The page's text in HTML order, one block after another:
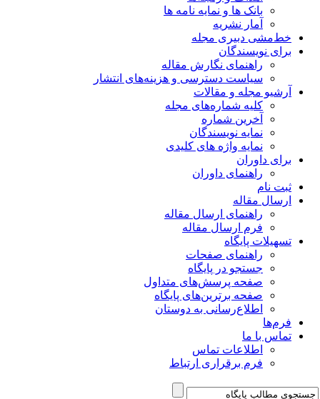
بانک ها و نمایه نامه ها
آمار نشریه
خط‌مشی دبیری مجله
برای نویسندگان
راهنمای نگارش مقاله
سیاست دسترسی و هزینه‌های انتشار
آرشیو مجله و مقالات
کلیه شماره‌های مجله
آخرین شماره
نمایه نویسندگان
نمایه واژه های کلیدی
برای داوران
راهنمای داوران
ثبت نام
ارسال مقاله
راهنمای ارسال مقاله
فرم ارسال مقاله
تسهیلات پایگاه
راهنمای صفحات
جستجو در پایگاه
صفحه پرسش‌های متداول
صفحه برترین‌های پایگاه
اطلاع‌رسانی به دوستان
فرم‌ها
تماس با ما
اطلاعات تماس
فرم برقراری ارتباط